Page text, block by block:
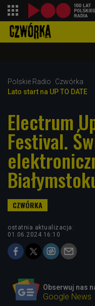
Polskie Radio
Czwórka
Lato start na UP TO DATE
Electrum
Festival.
ostatnia aktualizacja:
01.06.2024 16:10
Obserwuj nas
Google News